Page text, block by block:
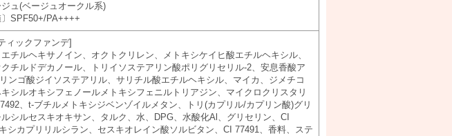
ジュ(ベージュオークル系)
〕SPF50+/PA++++
ィックファンデ]
チルヘキサノイン、オクトクリレン、メトキシケイヒ酸エチルヘキシル、
チルドデカノール、トリイソステアリン酸ポリグリセリル-2、安息香酸ア
ンゴ酸ジイソステアリル、サリチル酸エチルヘキシル、マイカ、ジメチコ
シルオキシフェノールメトキシフェニルトリアジン、マイクロクリスタリ
、t-ブチルメトキシジベンゾイルメタン、トリ(カプリル/カプリン酸)グリ
シルセスキオキサン、タルク、水、DPG、水酸化Al、グリセリン、CI
シカプリリルシラン、セスキオレイン酸ソルビタン、CI 77491、香料、ステ